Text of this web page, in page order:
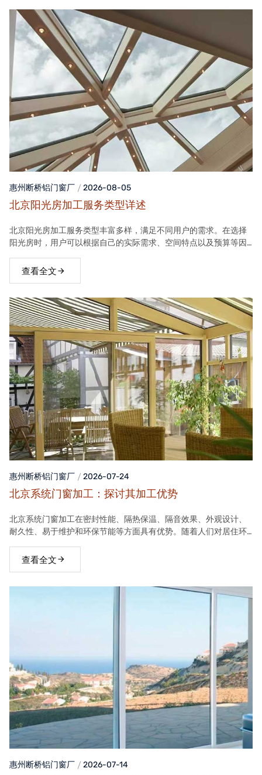
惠州断桥铝门窗厂 2026-08-05
北京阳光房加工服务类型详述
北京阳光房加工服务类型丰富多样，满足不同用户的需求。在选择
阳光房时，用户可以根据自己的实际需求、空间特点以及预算等因
查看全文
惠州断桥铝门窗厂 2026-07-24
北京系统门窗加工：探讨其加工优势
北京系统门窗加工在密封性能、隔热保温、隔音效果、外观设计、
耐久性、易于维护和环保节能等方面具有优势。随着人们对居住环
位。查看全文
惠州断桥铝门窗厂 2026-07-14